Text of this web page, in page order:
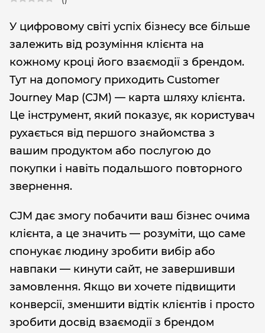
У цифровому світі успіх бізнесу все більше
залежить від розуміння клієнта на
кожному кроці його взаємодії з брендом.
Тут на допомогу приходить Customer
Journey Map (CJM) — карта шляху клієнта.
Це інструмент, який показує, як користувач
рухається від першого знайомства з
вашим продуктом або послугою до
покупки і навіть подальшого повторного
звернення.
CJM дає змогу побачити ваш бізнес очима
клієнта, а це значить — розуміти, що саме
спонукає людину зробити вибір або
навпаки — кинути сайт, не завершивши
замовлення. Якщо ви хочете підвищити
конверсії, зменшити відтік клієнтів і просто
зробити досвід взаємодії з брендом